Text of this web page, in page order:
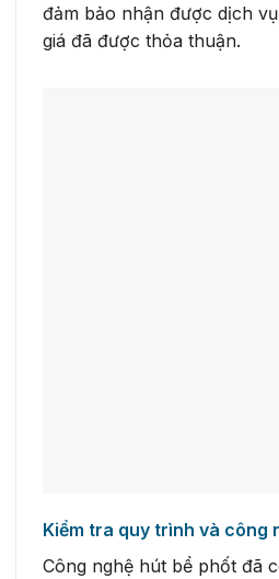
đảm bảo nhận được dịch
giá đã được thỏa thuận.
Kiểm tra quy trình và công
Công nghệ hút bể phốt đã